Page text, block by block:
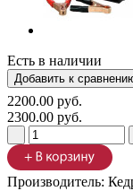
Есть в наличии
2200.00 руб.
2300.00 руб.
Производитель: